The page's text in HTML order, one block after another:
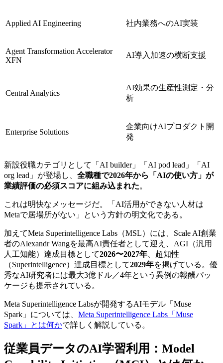
Applied AI Engineering 社内業務へのAI実装
Agent Transformation Accelerator
XFN
AI導入加速の横断支援
Central Analytics
AI効果の生産性測定・分
析
Enterprise Solutions
企業向けAIプロダクト開
発
新設役職カテゴリとして「AI builder」「AI pod lead」「AI
org lead」が登場し、 全職種で2026年から「AIの使い方」が
業績評価の必須スコアに組み込まれた。
これは明快なメッセージだ。「AI活用ができない人材は
Metaで居場所がない」という方針の明文化である。
加えてMeta Superintelligence Labs（MSL）には、Scale AI創業
者のAlexandr Wangを最高AI責任者として迎え、AGI（汎用
人工知能）達成目標として2026〜2027年 、超知性
（Superintelligence）達成目標として2029年を掲げている。優
秀なAI研究者には最大3億ドル／4年という異例の報酬パッ
ケージも提示されている。
Meta Superintelligence Labsが開発するAIモデル「Muse
Spark」については、 Meta Superintelligence Labs「Muse
Spark」とは何かで詳しく解説している。
従業員データのAI学習利用：Model